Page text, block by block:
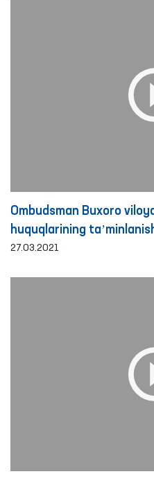
Ombudsman Buxoro
huquqlarining
27.03.2021